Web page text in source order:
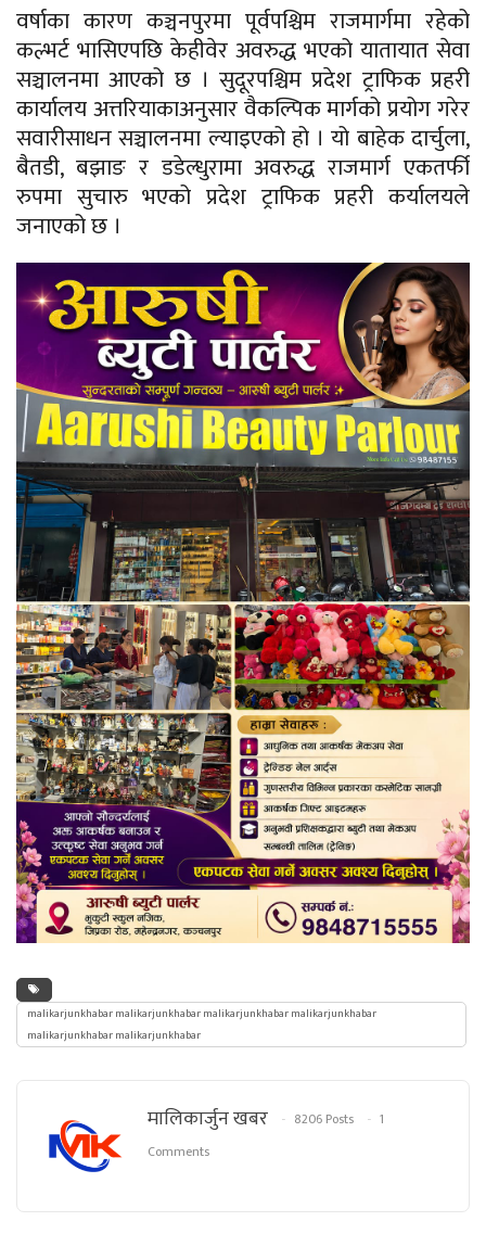
वर्षाका कारण कञ्चनपुरमा पूर्वपश्चिम राजमार्गमा रहेको
कल्भर्ट भासिएपछि केहीवेर अवरुद्ध भएको यातायात सेवा
सञ्चालनमा आएको छ । सुदूरपश्चिम प्रदेश ट्राफिक प्रहरी
कार्यालय अत्तरियाकाअनुसार वैकल्पिक मार्गको प्रयोग गरेर
सवारीसाधन सञ्चालनमा ल्याइएको हो । यो बाहेक दार्चुला,
बैतडी, बझाङ र डडेल्धुरामा अवरुद्ध राजमार्ग एकतर्फी
रुपमा सुचारु भएको प्रदेश ट्राफिक प्रहरी कर्यालयले
जनाएको छ ।
malikarjunkhabar malikarjunkhabar malikarjunkhabar malikarjunkhabar
malikarjunkhabar malikarjunkhabar
मालिकार्जुन खबर 8206 Posts
1
Comments